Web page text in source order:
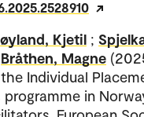
Kjetil ;
Bråthen, Magne
Individual
in